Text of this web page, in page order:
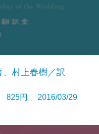
村上春樹／訳
825円 2016/03/29